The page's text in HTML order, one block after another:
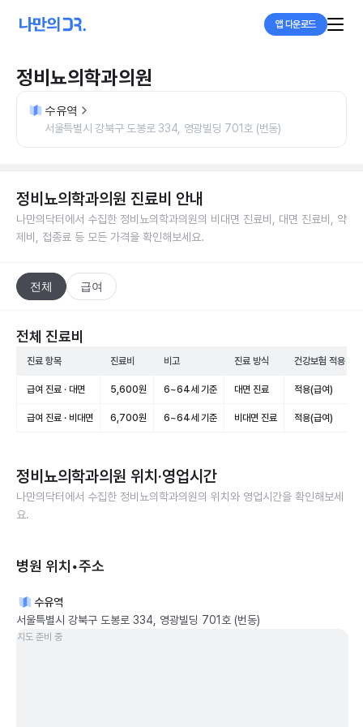
앱 다운로드
정비뇨의학과의원
수유역
서울특별시 강북구 도봉로 334, 영광빌딩 701호 (번동)
정비뇨의학과의원 진료비 안내
나만의닥터에서 수집한 정비뇨의학과의원의 비대면 진료비, 대면 진료비, 약
제비, 접종료 등 모든 가격을 확인해보세요.
전체 급여
전체 진료비
진료 항목 진료비 비고 진료 방식 건강보험 적용
급여 진료 · 대면 5,600원 6~64세 기준 대면 진료 적용(급여)
급여 진료 · 비대면 6,700원 6~64세 기준 비대면 진료 적용(급여)
정비뇨의학과의원 위치·영업시간
나만의닥터에서 수집한 정비뇨의학과의원의 위치와 영업시간을 확인해보세
요.
병원 위치•주소
수유역
서울특별시 강북구 도봉로 334, 영광빌딩 701호 (번동)
지도 준비 중